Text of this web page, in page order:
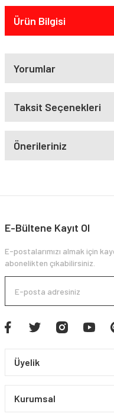
Ürün Bilgisi
Yorumlar
Taksit Seçenekleri
Önerileriniz
E-Bültene Kayıt Ol
E-postalarımızı almak için
abonelikten çıkabilirsiniz.
Üyelik
Kurumsal